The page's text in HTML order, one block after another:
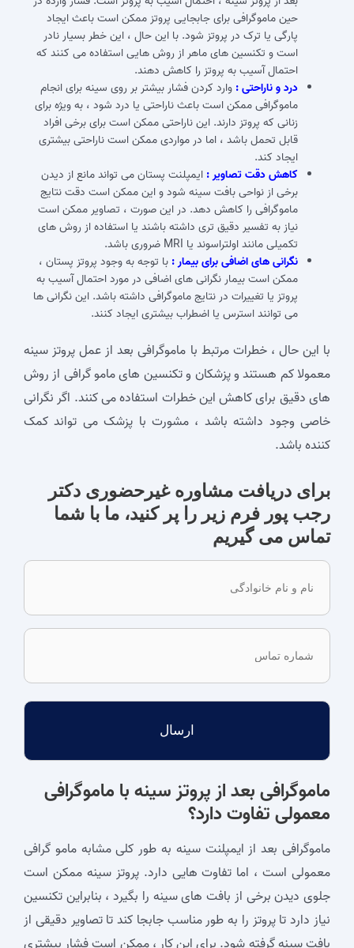
حین ماموگرافی برای جابجایی پروتز ممکن است باعث ایجاد
پارگی یا ترک در پروتز شود. با این حال ، این خطر بسیار نادر
است و تکنسین ‌های ماهر از روش‌ هایی استفاده می‌ کنند که
احتمال آسیب به پروتز را کاهش دهند.
درد و ناراحتی : وارد کردن فشار بیشتر بر روی سینه برای انجام
ماموگرافی ممکن است باعث ناراحتی یا درد شود ، به ‌ویژه برای
زنانی که پروتز دارند. این ناراحتی ممکن است برای برخی افراد
قابل تحمل باشد ، اما در مواردی ممکن است ناراحتی بیشتری
ایجاد کند.
کاهش دقت تصاویر : ایمپلنت پستان می ‌تواند مانع از دیدن
برخی از نواحی بافت سینه شود و این ممکن است دقت نتایج
ماموگرافی را کاهش دهد. در این صورت ، تصاویر ممکن است
نیاز به تفسیر دقیق ‌تری داشته باشند یا استفاده از روش ‌های
تکمیلی مانند اولتراسوند یا MRI ضروری باشد.
نگرانی‌ های اضافی برای بیمار : با توجه به وجود پروتز پستان ،
ممکن است بیمار نگرانی‌ های اضافی در مورد احتمال آسیب به
پروتز یا تغییرات در نتایج ماموگرافی داشته باشد. این نگرانی ‌ها
می‌ توانند استرس یا اضطراب بیشتری ایجاد کنند.
با این حال ، خطرات مرتبط با ماموگرافی بعد از عمل پروتز سینه
معمولا کم هستند و پزشکان و تکنسین‌ های مامو گرافی از روش
‌های دقیق برای کاهش این خطرات استفاده می ‌کنند. اگر نگرانی
خاصی وجود داشته باشد ، مشورت با پزشک می ‌تواند کمک
‌کننده باشد.
برای دریافت مشاوره غیرحضوری دکتر
رجب پور فرم زیر را پر کنید، ما با شما
تماس می گیریم
نام
خانوادگی
شماره
تماس
ماموگرافی بعد از پروتز سینه با ماموگرافی
معمولی تفاوت دارد؟
ماموگرافی بعد از ایمپلنت سینه به‌ طور کلی مشابه مامو گرافی
معمولی است ، اما تفاوت ‌هایی دارد. پروتز سینه ممکن است
جلوی دیدن برخی از بافت‌ های سینه را بگیرد ، بنابراین تکنسین
نیاز دارد تا پروتز را به ‌طور مناسب جابجا کند تا تصاویر دقیقی از
بافت سینه گرفته شود. برای این کار ، ممکن است فشار بیشتری